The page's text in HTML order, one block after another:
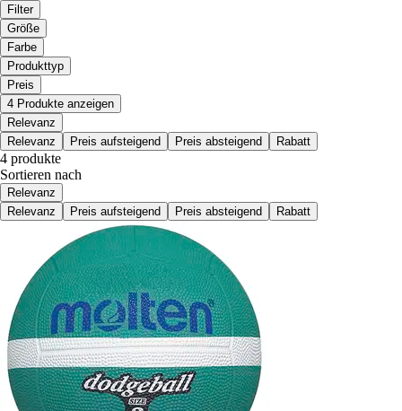
Filter
Größe
Farbe
Produkttyp
Preis
4 Produkte anzeigen
Relevanz
Relevanz
Preis aufsteigend Preis absteigend Rabatt
4 produkte
Sortieren nach
Relevanz
Relevanz
Preis aufsteigend Preis absteigend Rabatt